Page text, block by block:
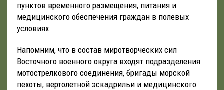
пунктов временного размещения, питания и
медицинского обеспечения граждан в полевых
условиях.
Напомним, что в состав миротворческих сил
Восточного военного округа входят подразделения
мотострелкового соединения, бригады морской
пехоты, вертолетной эскадрильи и медицинского